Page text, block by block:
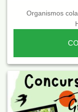
Organismos